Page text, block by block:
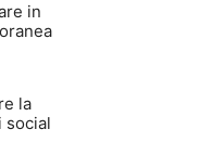
in
la
social